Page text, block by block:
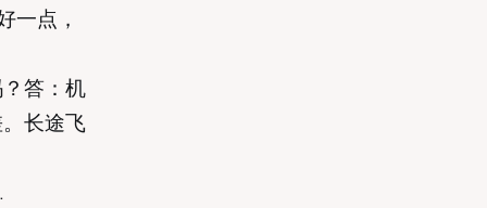
一点，
答：机
长途飞